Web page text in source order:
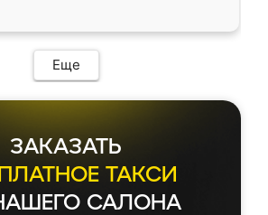
Еще
ЗАКАЗАТЬ
ТАКСИ
САЛОНА